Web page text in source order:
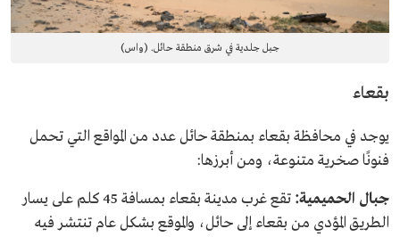
جبل جلدية في شرق منطقة حائل. (واس)
بقعاء
يوجد في محافظة بقعاء بمنطقة حائل عدد من المواقع التي تحمل
فنونًا صخرية متنوعة، ومن أبرزها:
جبال الحميمية:
تقع غرب مدينة بقعاء بمسافة 45 كلم على يسار
الطريق المؤدي من بقعاء إلى حائل، والموقع بشكل عام تنتشر فيه